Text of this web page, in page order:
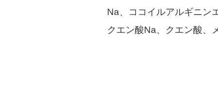
Na、ココイルアルギニン
クエン酸Na、クエン酸、